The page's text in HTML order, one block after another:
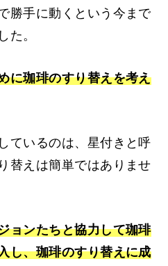
勝手に動くという今まで
た。
に珈琲のすり替えを考え
ているのは、星付きと呼
替えは簡単ではありませ
ョンたちと協力して珈琲
し、珈琲のすり替えに成